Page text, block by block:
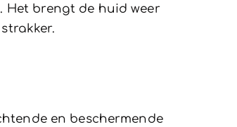
Het brengt de huid weer
en beschermende